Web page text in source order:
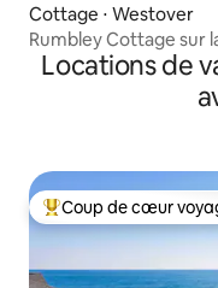
Cottage ⋅ Westover
Rumbley Cottage sur
Locations de
Coups de cœur
Coup de cœur